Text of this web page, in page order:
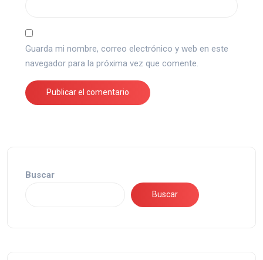
Guarda mi nombre, correo electrónico y web en este
navegador para la próxima vez que comente.
Buscar
Buscar